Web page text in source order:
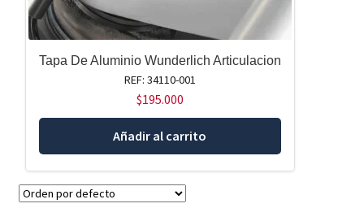
Tapa De Aluminio Wunderlich Articulacion
REF: 34110-001
$195.000
Añadir al carrito